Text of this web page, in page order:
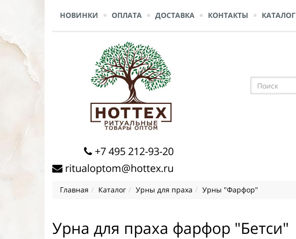
НОВИНКИ ОПЛАТА ДОСТАВКА КОНТАКТЫ КАТАЛОГ
+7 495 212-93-20
ritualoptom@hottex.ru
Главная Каталог Урны для праха Урны "Фарфор"
Урна для праха фарфор "Бетси"